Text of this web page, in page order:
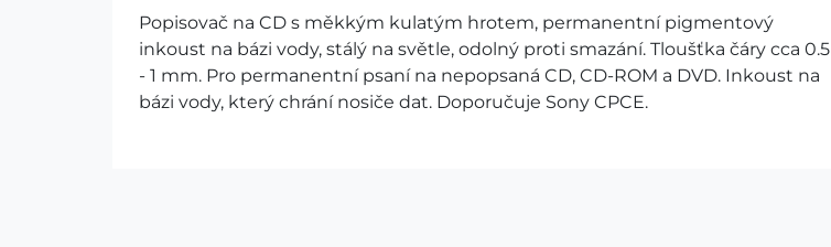
Popisovač na CD s měkkým kulatým hrotem, permanentní pigmentový
inkoust na bázi vody, stálý na světle, odolný proti smazání. Tloušťka čáry cca 0.5
- 1 mm. Pro permanentní psaní na nepopsaná CD, CD-ROM a DVD. Inkoust na
bázi vody, který chrání nosiče dat. Doporučuje Sony CPCE.